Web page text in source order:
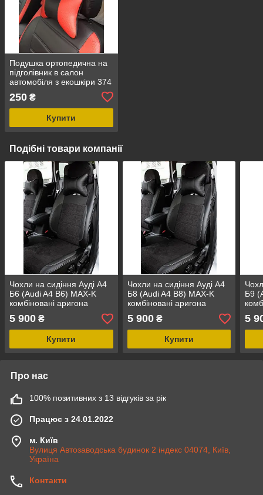
Подушка ортопедична на
підголівник в салон
автомобіля з екошкіри 374
250 ₴
Купити
Подібні товари компанії
Чохли на сидіння Ауді А4
Б6 (Audi A4 B6) MAX-K
комбіновані аригона
алькантара
5 900 ₴
Купити
Чохли на сидіння Ауді А4
Б8 (Audi A4 B8) MAX-K
комбіновані аригона
алькантара
5 900₴
Купити
Б9
5
Про нас
100% позитивних з 13 відгуків за рік
Працює з 24.01.2022
м. Київ
Вулиця Автозаводська будинок 2 індекс 04074, Київ,
Україна
Контакти